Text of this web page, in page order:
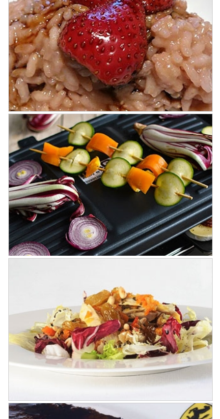
Panzanella actualizada
Risotto con fresas y Vinagre Balsámico
de Módena IGP
Raclette de Verduras Perfumadas con
Tomini a la miel, Ensaladitas
Gourmandes y Pepinos agridulces